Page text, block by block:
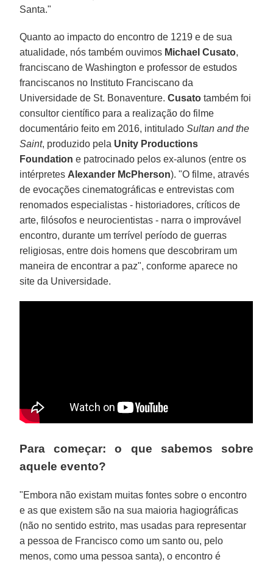
Santa."
Quanto ao impacto do encontro de 1219 e de sua
atualidade, nós também ouvimos Michael Cusato,
franciscano de Washington e professor de estudos
franciscanos no Instituto Franciscano da
Universidade de St. Bonaventure.Cusato também foi
consultor científico para a realização do filme
documentário feito em 2016, intituladoSultan and the
Saint, produzido pela Unity Productions
Foundation e patrocinado pelos ex-alunos (entre os
intérpretes Alexander McPherson). "O filme, através
de evocações cinematográficas e entrevistas com
renomados especialistas - historiadores, críticos de
arte, filósofos e neurocientistas - narra o improvável
encontro, durante um terrível período de guerras
religiosas, entre dois homens que descobriram um
maneira de encontrar a paz", conforme aparece no
site da Universidade.
Para começar: o que sabemos sobre
aquele evento?
"Embora não existam muitas fontes sobre o encontro
e as que existem são na sua maioria hagiográficas
(não no sentido estrito, mas usadas para representar
a pessoa de Francisco como um santo ou, pelo
menos, como uma pessoa santa), o encontro é